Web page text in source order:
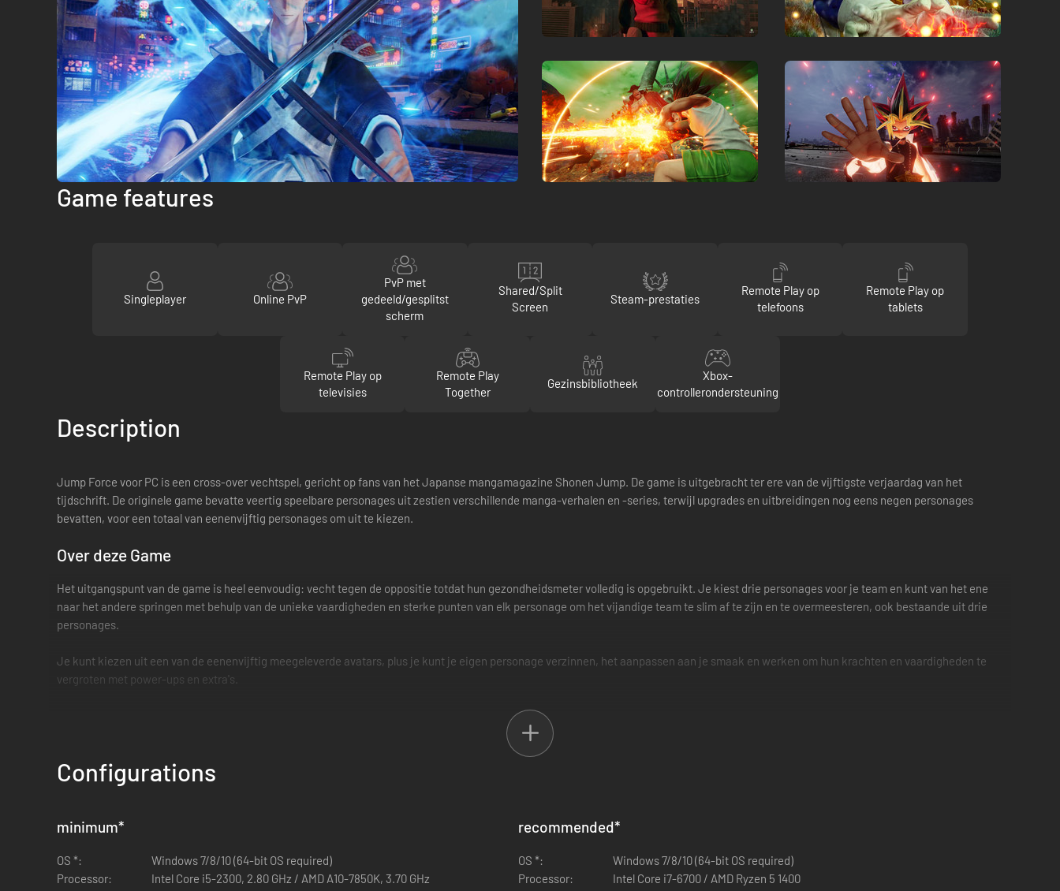
Game features
Singleplayer Online PvP
PvP met
gedeeld/gesplitst
scherm
Shared/Split
Screen
Steam-prestaties
Remote Play op
telefoons
Remote Play op
tablets
Remote Play op
televisies
Remote Play
Together
Gezinsbibliotheek
Xbox-
controllerondersteuning
Description
Jump Force voor PC is een cross-over vechtspel, gericht op fans van het Japanse mangamagazine Shonen Jump. De game is uitgebracht ter ere van de vijftigste verjaardag van het
tijdschrift. De originele game bevatte veertig speelbare personages uit zestien verschillende manga-verhalen en -series, terwijl upgrades en uitbreidingen nog eens negen personages
bevatten, voor een totaal van eenenvijftig personages om uit te kiezen.
Over deze Game
Het uitgangspunt van de game is heel eenvoudig: vecht tegen de oppositie totdat hun gezondheidsmeter volledig is opgebruikt. Je kiest drie personages voor je team en kunt van het ene
naar het andere springen met behulp van de unieke vaardigheden en sterke punten van elk personage om het vijandige team te slim af te zijn en te overmeesteren, ook bestaande uit drie
personages.
Je kunt kiezen uit een van de eenenvijftig meegeleverde avatars, plus je kunt je eigen personage verzinnen, het aanpassen aan je smaak en werken om hun krachten en vaardigheden te
vergroten met power-ups en extra's.
Elk personage heeft verschillende kenmerkende bewegingen die worden geactiveerd door het indrukken van een knop. Maar je hoeft niet te zwoegen om voor elke afzonderlijke beweging
verschillende bedieningselementen te leren: de aanvalsknoppen zijn hetzelfde voor elk personage, het enige verschil is wat het personage doet door op die knop te drukken.
personage te springen om te proberen ze allemaal aan het werk te krijgen: ze reageren allemaal aan de acties van je personage.
Gefeaturede Series in de Game
Configurations
minimum*
OS *:
Windows 7/8/10 (64-bit OS required)
Processor:
Intel Core i5-2300, 2.80 GHz / AMD A10-7850K, 3.70 GHz
recommended*
OS *:
Windows 7/8/10 (64-bit OS required)
Processor:
Intel Core i7-6700 / AMD Ryzen 5 1400